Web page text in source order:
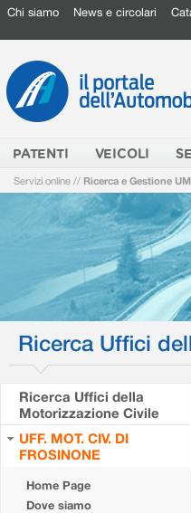
Chi siamo News e circolari
PATENTI VEICOLI
Servizi online // Ricerca e Gestione
Ricerca Uffici
Ricerca Uffici della
Motorizzazione Civile
UFF. MOT. CIV. DI
FROSINONE
Home Page
Dove siamo